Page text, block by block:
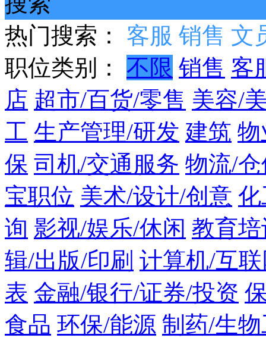
热门搜索：
客服 销售 文
职位类别：
不限 销售 客
店 超市/百货/零售 美容/
工 生产管理/研发 建筑 物
保 司机/交通服务 物流/
宝职位 美术/设计/创意
询 影视/娱乐/休闲 教育
辑/出版/印刷 计算机/互
表 金融/银行/证券/投资
食品 环保/能源 制药/生